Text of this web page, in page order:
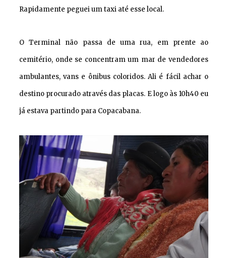
Rapidamente peguei um taxi até esse local.
O Terminal não passa de uma rua, em prente ao
cemitério, onde se concentram um mar de vendedores
ambulantes, vans e ônibus coloridos. Ali é fácil achar o
destino procurado através das placas. E logo às 10h40 eu
já estava partindo para Copacabana.